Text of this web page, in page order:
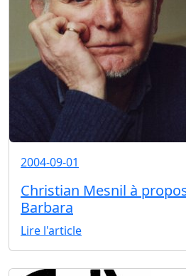
2004-09-01
Christian Mesnil à
Barbara
Lire l'article